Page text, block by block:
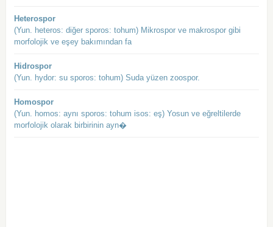
Heterospor
(Yun. heteros: diğer sporos: tohum) Mikrospor ve makrospor gibi
morfolojik ve eşey bakımından fa
Hidrospor
(Yun. hydor: su sporos: tohum) Suda yüzen zoospor.
Homospor
(Yun. homos: aynı sporos: tohum isos: eş) Yosun ve eğreltilerde
morfolojik olarak birbirinin ayn�